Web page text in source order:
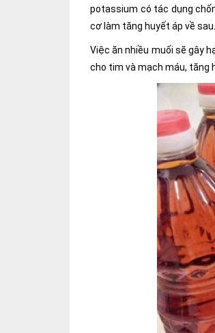
potassium có tác dụng
cơ làm tăng huyết áp về sau.
Việc ăn nhiều muối sẽ gây
cho tim và mạch máu, tăng